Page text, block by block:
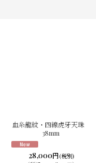
絞り込む
血糸龍紋・四線虎牙天珠
38mm
28,000円(税別)